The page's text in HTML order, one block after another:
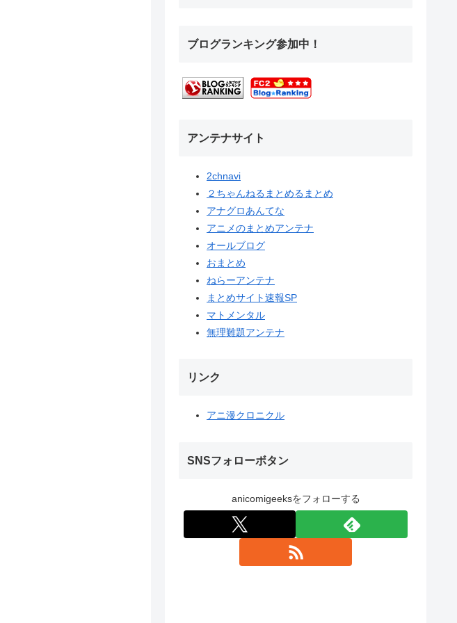
ブログランキング参加中！
アンテナサイト
2chnavi
２ちゃんねるまとめるまとめ
アナグロあんてな
アニメのまとめアンテナ
オールブログ
おまとめ
ねらーアンテナ
まとめサイト速報SP
マトメンタル
無理難題アンテナ
リンク
アニ漫クロニクル
SNSフォローボタン
anicomigeeksをフォローする